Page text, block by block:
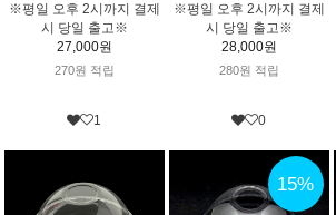
※평일 오후 2시까지 결제
시 당일 출고※
27,000원
270원 적립
1
※평일 오후 2시까지 결제
시 당일 출고※
28,000원
280원 적립
0
15%